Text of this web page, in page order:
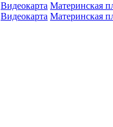
Видеокарта Материнская
Видеокарта Материнская